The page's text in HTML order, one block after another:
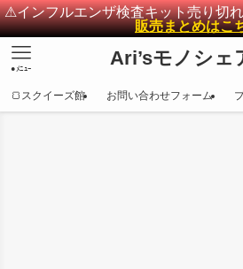
⚠インフルエンザ検査キット売り切
販売まとめはこ
Ari’sモノシェ
●ﾒﾆｭｰ
🍞スクイーズ館 お問い合わせフォーム